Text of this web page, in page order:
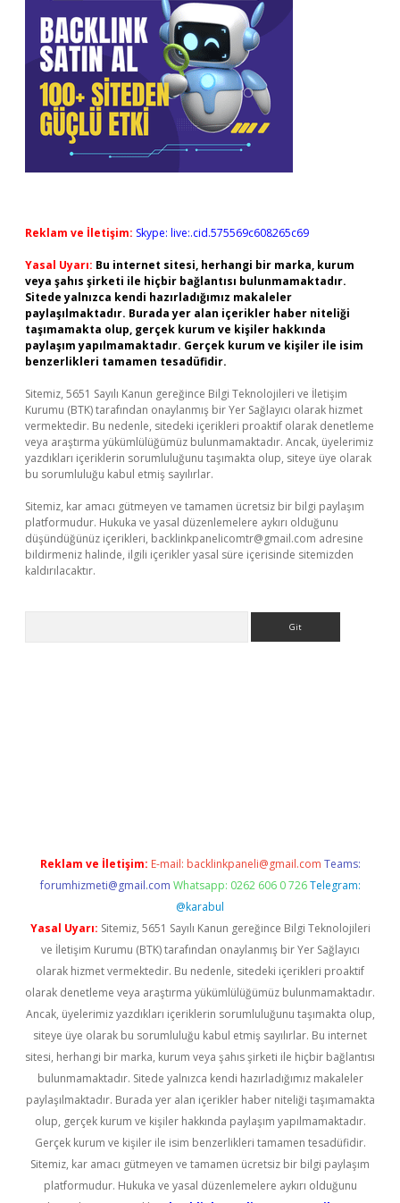
Reklam ve İletişim: Skype: live:.cid.575569c608265c69
Yasal Uyarı: Bu internet sitesi, herhangi bir marka, kurum
veya şahıs şirketi ile hiçbir bağlantısı bulunmamaktadır.
Sitede yalnızca kendi hazırladığımız makaleler
paylaşılmaktadır. Burada yer alan içerikler haber niteliği
taşımamakta olup, gerçek kurum ve kişiler hakkında
paylaşım yapılmamaktadır. Gerçek kurum ve kişiler ile isim
benzerlikleri tamamen tesadüfidir.
Sitemiz, 5651 Sayılı Kanun gereğince Bilgi Teknolojileri ve İletişim
Kurumu (BTK) tarafından onaylanmış bir Yer Sağlayıcı olarak hizmet
vermektedir. Bu nedenle, sitedeki içerikleri proaktif olarak denetleme
veya araştırma yükümlülüğümüz bulunmamaktadır. Ancak, üyelerimiz
yazdıkları içeriklerin sorumluluğunu taşımakta olup, siteye üye olarak
bu sorumluluğu kabul etmiş sayılırlar.
Sitemiz, kar amacı gütmeyen ve tamamen ücretsiz bir bilgi paylaşım
platformudur. Hukuka ve yasal düzenlemelere aykırı olduğunu
düşündüğünüz içerikleri, backlinkpanelicomtr@gmail.com adresine
bildirmeniz halinde, ilgili içerikler yasal süre içerisinde sitemizden
kaldırılacaktır.
Reklam ve İletişim: E-mail: backlinkpaneli@gmail.com Teams:
forumhizmeti@gmail.com Whatsapp: 0262 606 0 726 Telegram:
@karabul
Yasal Uyarı: Sitemiz, 5651 Sayılı Kanun gereğince Bilgi Teknolojileri
ve İletişim Kurumu (BTK) tarafından onaylanmış bir Yer Sağlayıcı
olarak hizmet vermektedir. Bu nedenle, sitedeki içerikleri proaktif
olarak denetleme veya araştırma yükümlülüğümüz bulunmamaktadır.
Ancak, üyelerimiz yazdıkları içeriklerin sorumluluğunu taşımakta olup,
siteye üye olarak bu sorumluluğu kabul etmiş sayılırlar. Bu internet
sitesi, herhangi bir marka, kurum veya şahıs şirketi ile hiçbir bağlantısı
bulunmamaktadır. Sitede yalnızca kendi hazırladığımız makaleler
paylaşılmaktadır. Burada yer alan içerikler haber niteliği taşımamakta
olup, gerçek kurum ve kişiler hakkında paylaşım yapılmamaktadır.
Gerçek kurum ve kişiler ile isim benzerlikleri tamamen tesadüfidir.
Sitemiz, kar amacı gütmeyen ve tamamen ücretsiz bir bilgi paylaşım
platformudur. Hukuka ve yasal düzenlemelere aykırı olduğunu